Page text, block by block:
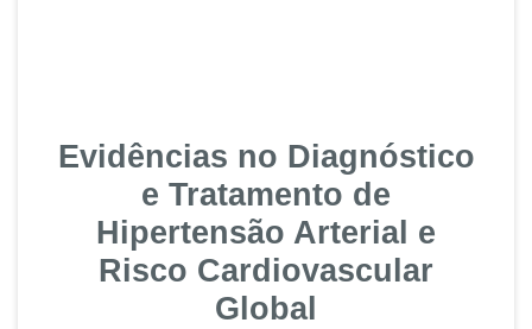
Evidências no Diagnóstico
e Tratamento de
Hipertensão Arterial e
Risco Cardiovascular
Global